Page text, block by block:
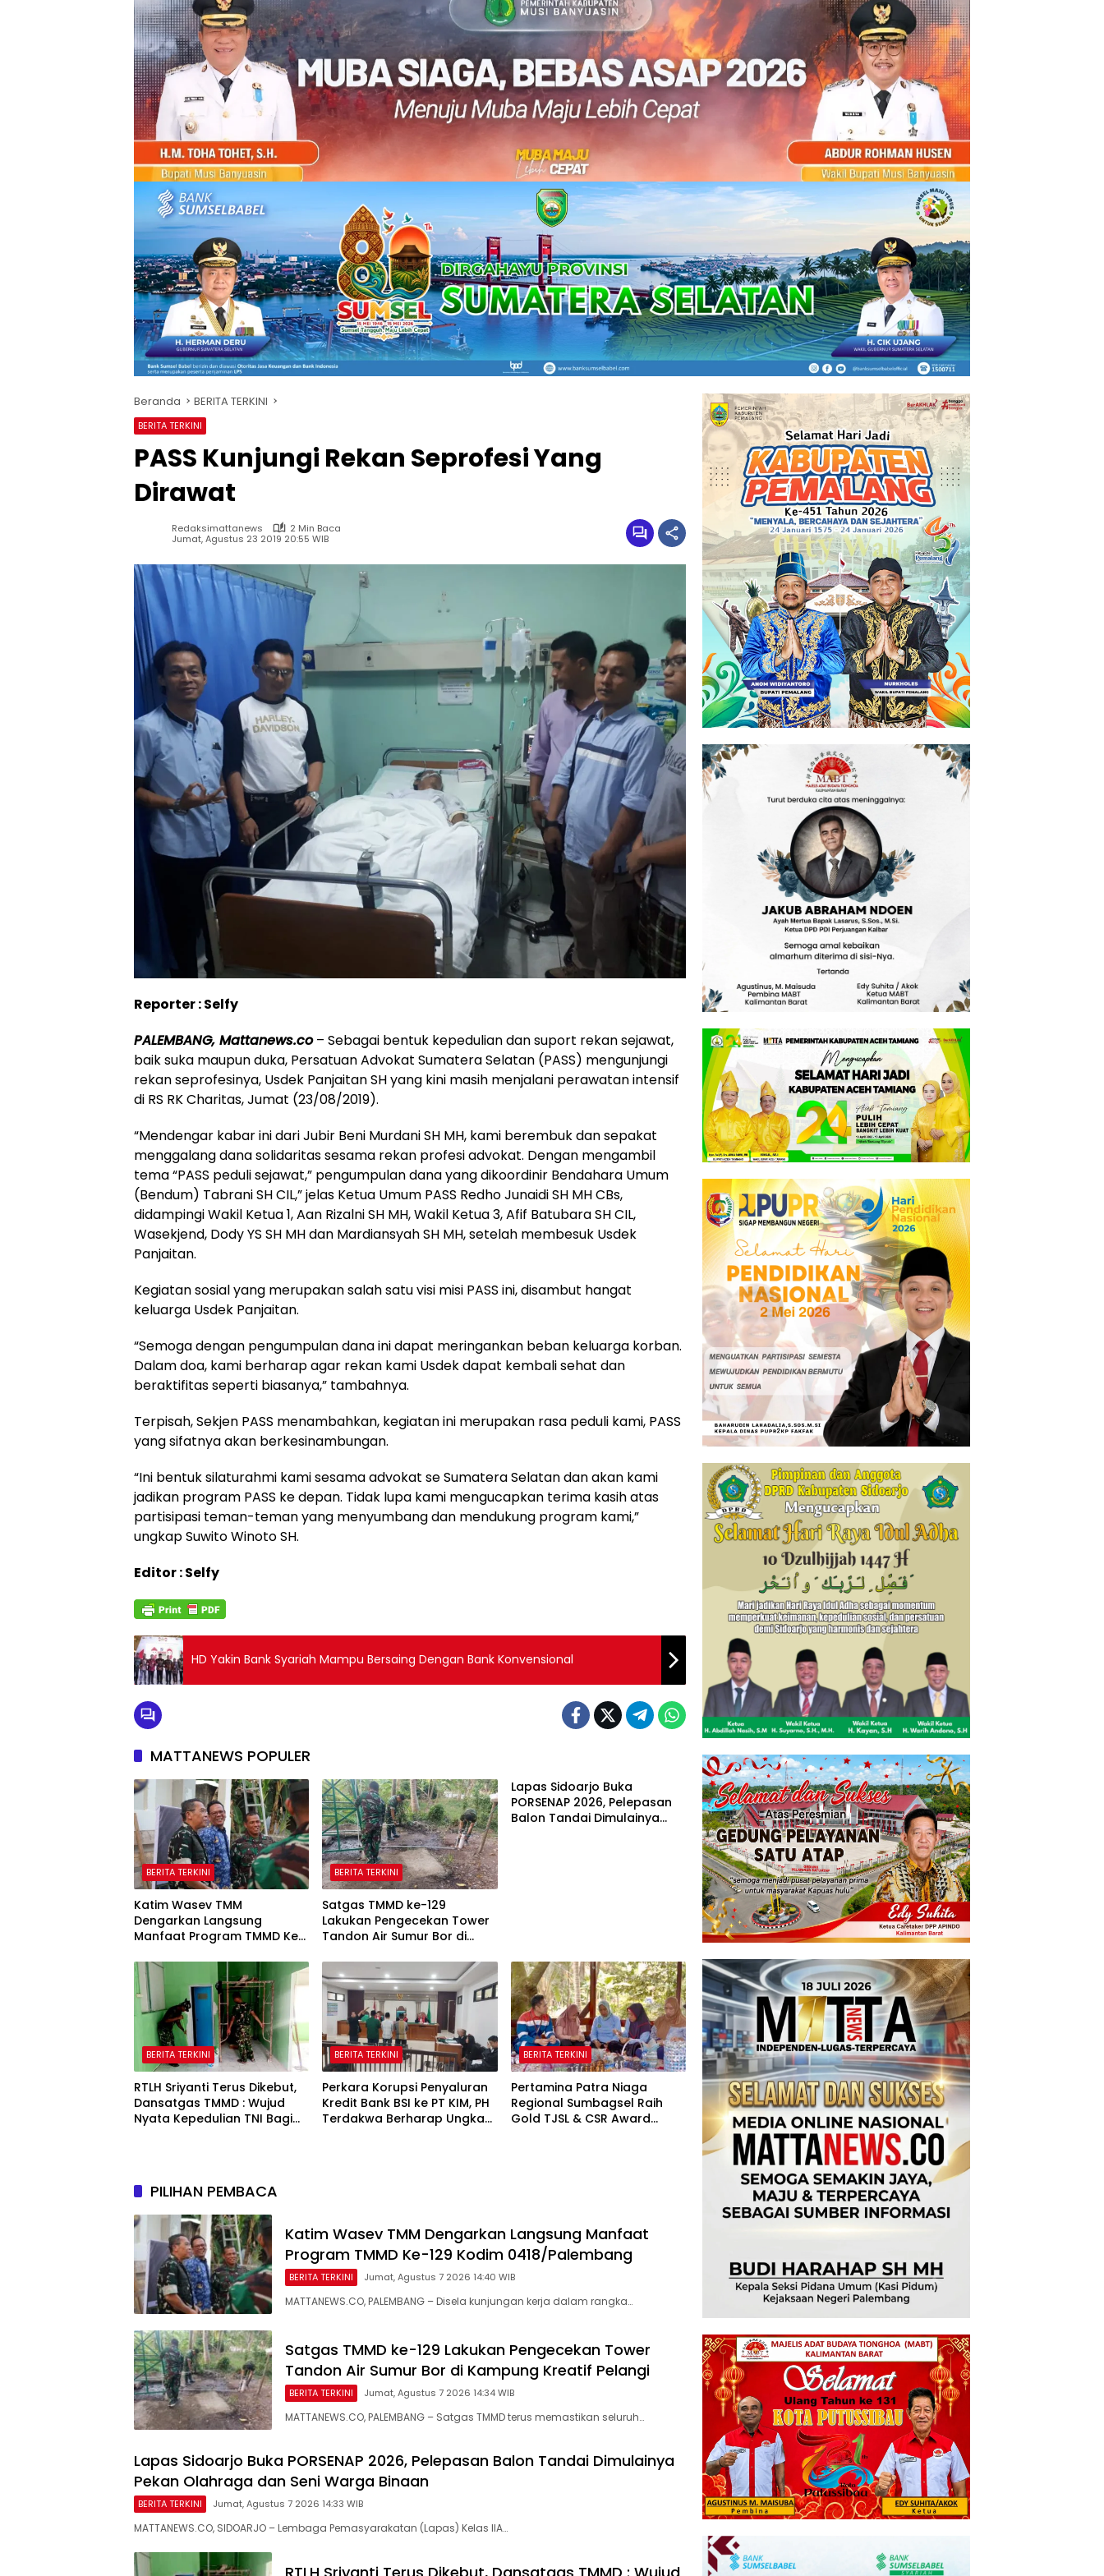
Beranda BERITA TERKINI
BERITA TERKINI
PASS Kunjungi Rekan Seprofesi Yang
Dirawat
Redaksimattanews
2 Min Baca
Jumat, Agustus 23 2019 20:55 WIB
Reporter : Selfy
PALEMBANG, Mattanews.co– Sebagai bentuk kepedulian dan suport rekan sejawat,
baik suka maupun duka, Persatuan Advokat Sumatera Selatan (PASS) mengunjungi
rekan seprofesinya, Usdek Panjaitan SH yang kini masih menjalani perawatan intensif
di RS RK Charitas, Jumat (23/08/2019).
“Mendengar kabar ini dari Jubir Beni Murdani SH MH, kami berembuk dan sepakat
menggalang dana solidaritas sesama rekan profesi advokat. Dengan mengambil
tema “PASS peduli sejawat,” pengumpulan dana yang dikoordinir Bendahara Umum
(Bendum) Tabrani SH CIL,” jelas Ketua Umum PASS Redho Junaidi SH MH CBs,
didampingi Wakil Ketua 1, Aan Rizalni SH MH, Wakil Ketua 3, Afif Batubara SH CIL,
Wasekjend, Dody YS SH MH dan Mardiansyah SH MH, setelah membesuk Usdek
Panjaitan.
Kegiatan sosial yang merupakan salah satu visi misi PASS ini, disambut hangat
keluarga Usdek Panjaitan.
“Semoga dengan pengumpulan dana ini dapat meringankan beban keluarga korban.
Dalam doa, kami berharap agar rekan kami Usdek dapat kembali sehat dan
beraktifitas seperti biasanya,” tambahnya.
Terpisah, Sekjen PASS menambahkan, kegiatan ini merupakan rasa peduli kami, PASS
yang sifatnya akan berkesinambungan.
“Ini bentuk silaturahmi kami sesama advokat se Sumatera Selatan dan akan kami
jadikan program PASS ke depan. Tidak lupa kami mengucapkan terima kasih atas
partisipasi teman-teman yang menyumbang dan mendukung program kami,”
ungkap Suwito Winoto SH.
Editor : Selfy
HD Yakin Bank Syariah Mampu Bersaing Dengan Bank Konvensional
MATTANEWS POPULER
BERITA TERKINI
Katim Wasev TMM
Dengarkan Langsung
Manfaat Program TMMD Ke-
BERITA TERKINI
Satgas TMMD ke-129
Lakukan Pengecekan Tower
Tandon Air Sumur Bor di
Lapas Sidoarjo Buka
PORSENAP 2026, Pelepasan
Balon Tandai Dimulainya
BERITA TERKINI
RTLH Sriyanti Terus Dikebut,
Dansatgas TMMD : Wujud
Nyata Kepedulian TNI Bagi
BERITA TERKINI
Perkara Korupsi Penyaluran
Kredit Bank BSI ke PT KIM, PH
Terdakwa Berharap Ungkap
BERITA TERKINI
Pertamina Patra Niaga
Regional Sumbagsel Raih
Gold TJSL & CSR Award
PILIHAN PEMBACA
Katim Wasev TMM Dengarkan Langsung Manfaat
Program TMMD Ke-129 Kodim 0418/Palembang
BERITA TERKINI Jumat, Agustus 7 2026 14:40 WIB
MATTANEWS.CO, PALEMBANG – Disela kunjungan kerja dalam rangka…
Satgas TMMD ke-129 Lakukan Pengecekan Tower
Tandon Air Sumur Bor di Kampung Kreatif Pelangi
BERITA TERKINI Jumat, Agustus 7 2026 14:34 WIB
MATTANEWS.CO, PALEMBANG – Satgas TMMD terus memastikan seluruh…
Lapas Sidoarjo Buka PORSENAP 2026, Pelepasan Balon Tandai Dimulainya
Pekan Olahraga dan Seni Warga Binaan
BERITA TERKINI Jumat, Agustus 7 2026 14:33 WIB
MATTANEWS.CO, SIDOARJO – Lembaga Pemasyarakatan (Lapas) Kelas IIA…